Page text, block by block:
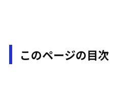
このページの目次